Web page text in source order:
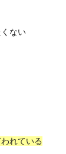
ない
れている